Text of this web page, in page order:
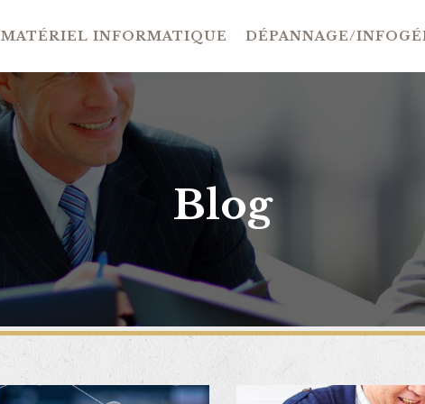
MATÉRIEL INFORMATIQUE DÉPANNAGE/
Blog